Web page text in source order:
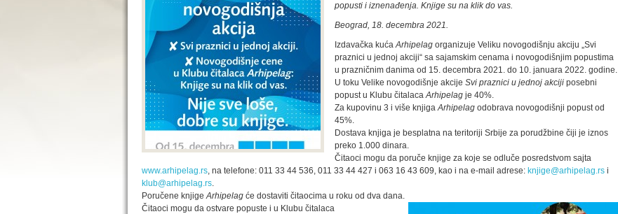
popusti i iznenađenja. Knjige su na klik do vas.
Beograd, 18. decembra 2021.
Izdavačka kućaArhipelag organizuje Veliku novogodišnju akciju „Svi
praznici u jednoj akciji“ sa sajamskim cenama i novogodišnjim popustima
u prazničnim danima od 15. decembra 2021. do 10. januara 2022. godine.
U toku Velike novogodišnje akcije Svi praznici u jednoj akciji posebni
popust u Klubu čitalacaArhipelag je 40%.
Za kupovinu 3 i više knjigaArhipelag odobrava novogodišnji popust od
45%.
Dostava knjiga je besplatna na teritoriji Srbije za porudžbine čiji je iznos
preko 1.000 dinara.
Čitaoci mogu da poruče knjige za koje se odluče posredstvom sajta
www.arhipelag.rs, na telefone: 011 33 44 536, 011 33 44 427 i 063 16 43 609, kao i na e-mail adrese: knjige@arhipelag.rs i
klub@arhipelag.rs.
Poručene knjigeArhipelag će dostaviti čitaocima u roku od dva dana.
Čitaoci mogu da ostvare popuste i u Klubu čitalaca